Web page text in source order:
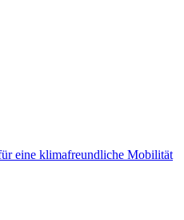
eine klimafreundliche Mobilität